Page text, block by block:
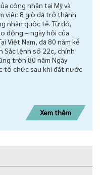
công nhân tại Mỹ và
việc 8 giờ đã trở thành
nhân quốc tế. Từ đó,
động – ngày hội của
Việt Nam, đã 80 năm kể
Sắc lệnh số 22c, chính
tròn 80 năm Ngày
tổ chức sau khi đất nước
Xem thêm